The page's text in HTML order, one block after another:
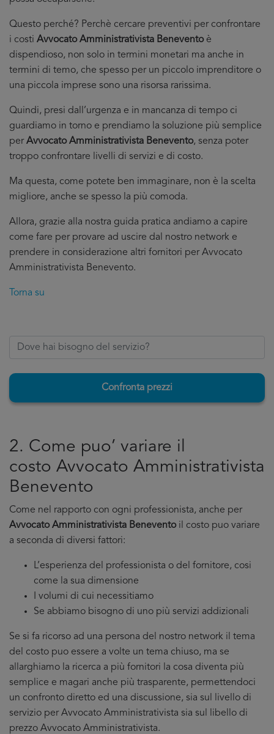
Questo perché? Perchè cercare preventivi per confrontare
i costi Avvocato Amministrativista Beneventoè
dispendioso, non solo in termini monetari ma anche in
termini di temo, che spesso per un piccolo imprenditore o
una piccola imprese sono una risorsa rarissima.
Quindi, presi dall’urgenza e in mancanza di tempo ci
guardiamo in torno e prendiamo la soluzione più semplice
perAvvocato Amministrativista Benevento, senza poter
troppo confrontare livelli di servizi e di costo.
Ma questa, come potete ben immaginare, non è la scelta
migliore, anche se spesso la più comoda.
Allora, grazie alla nostra guida pratica andiamo a capire
come fare per provare ad uscire dal nostro network e
prendere in considerazione altri fornitori per Avvocato
Amministrativista Benevento.
Torna su
Confronta prezzi
2. Come puo’ variare il
costo Avvocato Amministrativista
Benevento
Come nel rapporto con ogni professionista, anche per
Avvocato Amministrativista Beneventoil costo puo variare
a seconda di diversi fattori:
L’esperienza del professionista o del fornitore, cosi
come la sua dimensione
I volumi di cui necessitiamo
Se abbiamo bisogno di uno più servizi addizionali
Se si fa ricorso ad una persona del nostro network il tema
del costo puo essere a volte un tema chiuso, ma se
allarghiamo la ricerca a più fornitori la cosa diventa più
semplice e magari anche più trasparente, permettendoci
un confronto diretto ed una discussione, sia sul livello di
servizio per Avvocato Amministrativista sia sul libello di
prezzo Avvocato Amministrativista.